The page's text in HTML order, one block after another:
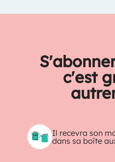
c'est
Il recevra son
dans sa boîte